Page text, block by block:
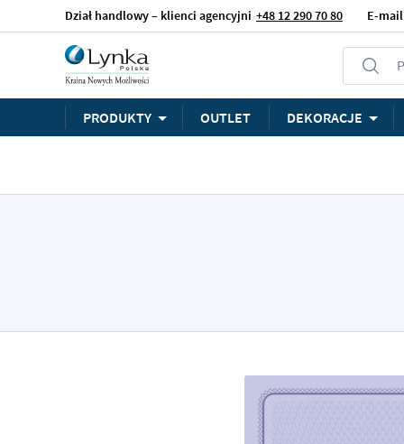
Dział handlowy – klienci agencyjni +48 12 290 70 80 E-mail
PRODUKTY OUTLET DEKORACJE